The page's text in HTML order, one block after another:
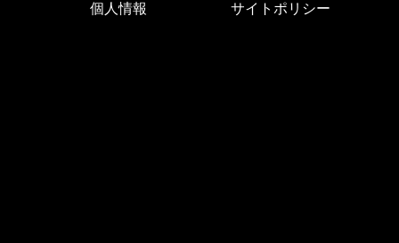
個人情報 サイトポリシー